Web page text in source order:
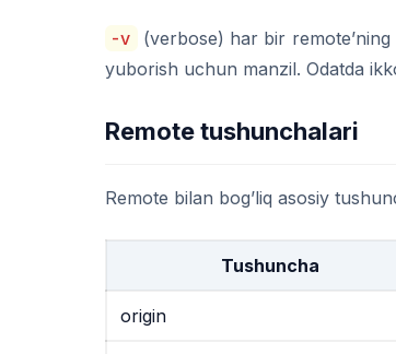
-v (verbose) har bir remote’ning
yuborish uchun manzil. Odatda
Remote tushunchalari
Remote bilan bog’liq asosiy
Tushuncha
origin